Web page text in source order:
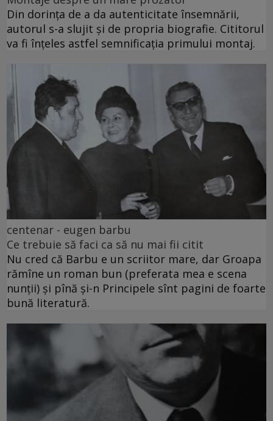
Din dorința de a da autenticitate însemnării,
autorul s-a slujit și de propria biografie. Cititorul
va fi înțeles astfel semnificația primului montaj.
centenar - eugen barbu
Ce trebuie să faci ca să nu mai fii citit
Nu cred că Barbu e un scriitor mare, dar Groapa
rămîne un roman bun (preferata mea e scena
nunții) și pînă și-n Principele sînt pagini de foarte
bună literatură.